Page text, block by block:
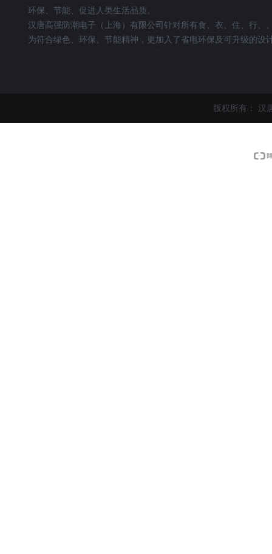
版权所有： 汉
环保、节能、促进人类生活品质。
汉唐高强防潮电子（上海）有限公司针对所有食、衣、住、行
为符合绿色、环保、节能精神，更加入了省电环保及可升级的设
更易引起健康问题。所以重视潮害，采取合适的预防措施，将